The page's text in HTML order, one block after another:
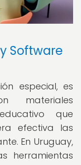
Software
especial, es
materiales
que
efectiva las
En Uruguay,
herramientas